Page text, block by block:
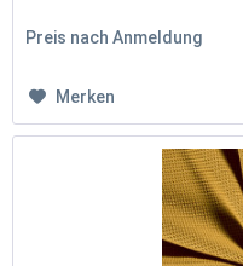
Preis nach Anmeldung
Merken